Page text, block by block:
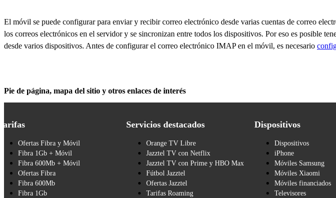
El móvil se puede configurar para enviar y recibir correo electrónico desde varias cuentas de correo
los correos electrónicos en el servidor y se sincronizan entre todos los dispositivos. Por eso es posible
desde varios dispositivos. Antes de configurar el correo electrónico IMAP en el móvil, es necesario
Pie de página, mapa del sitio y otros enlaces de interés
Ofertas Fibra y Móvil
Fibra 1Gb + Móvil
Fibra 600Mb + Móvil
Ofertas Fibra
Fibra 600Mb
Fibra 1Gb
Servicios destacados
Orange TV Libre
Jazztel TV con Netflix
Jazztel TV con Prime y HBO Max
Fútbol Jazztel
Ofertas Jazztel
Tarifas Roaming
Dispositivos
Dispositivos
iPhone
Móviles Samsung
Móviles Xiaomi
Móviles financiados
Televisores